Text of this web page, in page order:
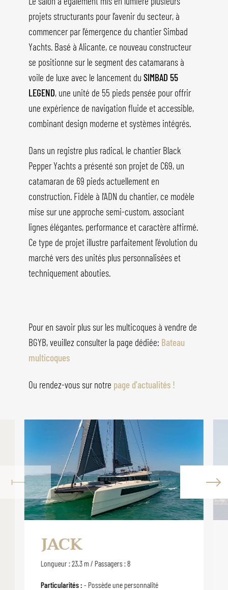
projets structurants pour l’avenir du secteur, à
commencer par l’émergence du chantier Simbad
Yachts. Basé à Alicante, ce nouveau constructeur
se positionne sur le segment des catamarans à
voile de luxe avec le lancement du SIMBAD 55
LEGEND, une unité de 55 pieds pensée pour offrir
une expérience de navigation fluide et accessible,
combinant design moderne et systèmes intégrés.
Dans un registre plus radical, le chantier Black
Pepper Yachts a présenté son projet de C69, un
catamaran de 69 pieds actuellement en
construction. Fidèle à l’ADN du chantier, ce modèle
mise sur une approche semi-custom, associant
lignes élégantes, performance et caractère affirmé.
Ce type de projet illustre parfaitement l’évolution du
marché vers des unités plus personnalisées et
techniquement abouties.
Pour en savoir plus sur les multicoques à vendre de
BGYB, veuillez consulter la page dédiée: Bateau
multicoques
Ou rendez-vous sur notre page d'actualités !
JACK
Longueur : 23.3 m / Passagers : 8
Particularités : - Possède une personnalité